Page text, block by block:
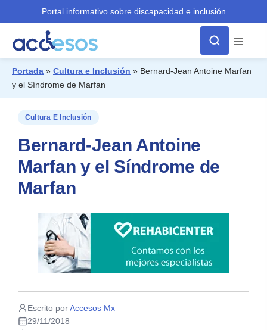
Portal informativo sobre discapacidad e inclusión
Menú
¿Qué buscas?
Portada » Cultura e Inclusión » Bernard-Jean Antoine Marfan
y el Síndrome de Marfan
Cultura E Inclusión
Bernard-Jean Antoine
Marfan y el Síndrome de
Marfan
Escrito porAccesos Mx
29/11/2018